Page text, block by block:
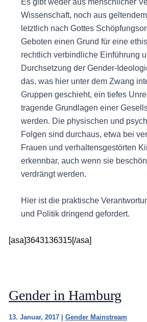
Es gibt weder aus menschlicher
Wissenschaft, noch aus
letztlich nach Gottes
Geboten einen Grund für eine
rechtlich verbindliche Einführung
Durchsetzung der Gender-
das, was hier unter dem Zwang
Gruppen geschieht, ein tiefes
tragende Grundlagen einer
werden. Die physischen und
Folgen sind durchaus, etwa bei
Frauen und verhaltensgestörten
erkennbar, auch wenn sie
verdrängt werden.
Hier ist die praktische
und Politik dringend gefordert.
[asa]3643136315[/asa]
Gender in Hamburg
13. Januar, 2017 Gender Mainstream